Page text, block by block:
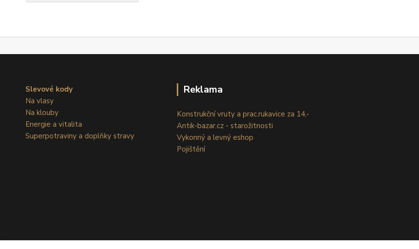
Slevové kody
Na vlasy
Na klouby
Energie a vitalita
Superpotraviny a doplňky stravy
Reklama
Konstrukční vruty a prac.rukavice za 14,-
Antik-bazar.cz - starožitnosti
Vykonný a levný eshop
Pojištění